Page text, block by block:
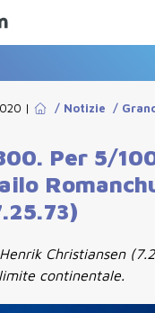
| / Notizie /
Per 5/
Christiansen
continentale.